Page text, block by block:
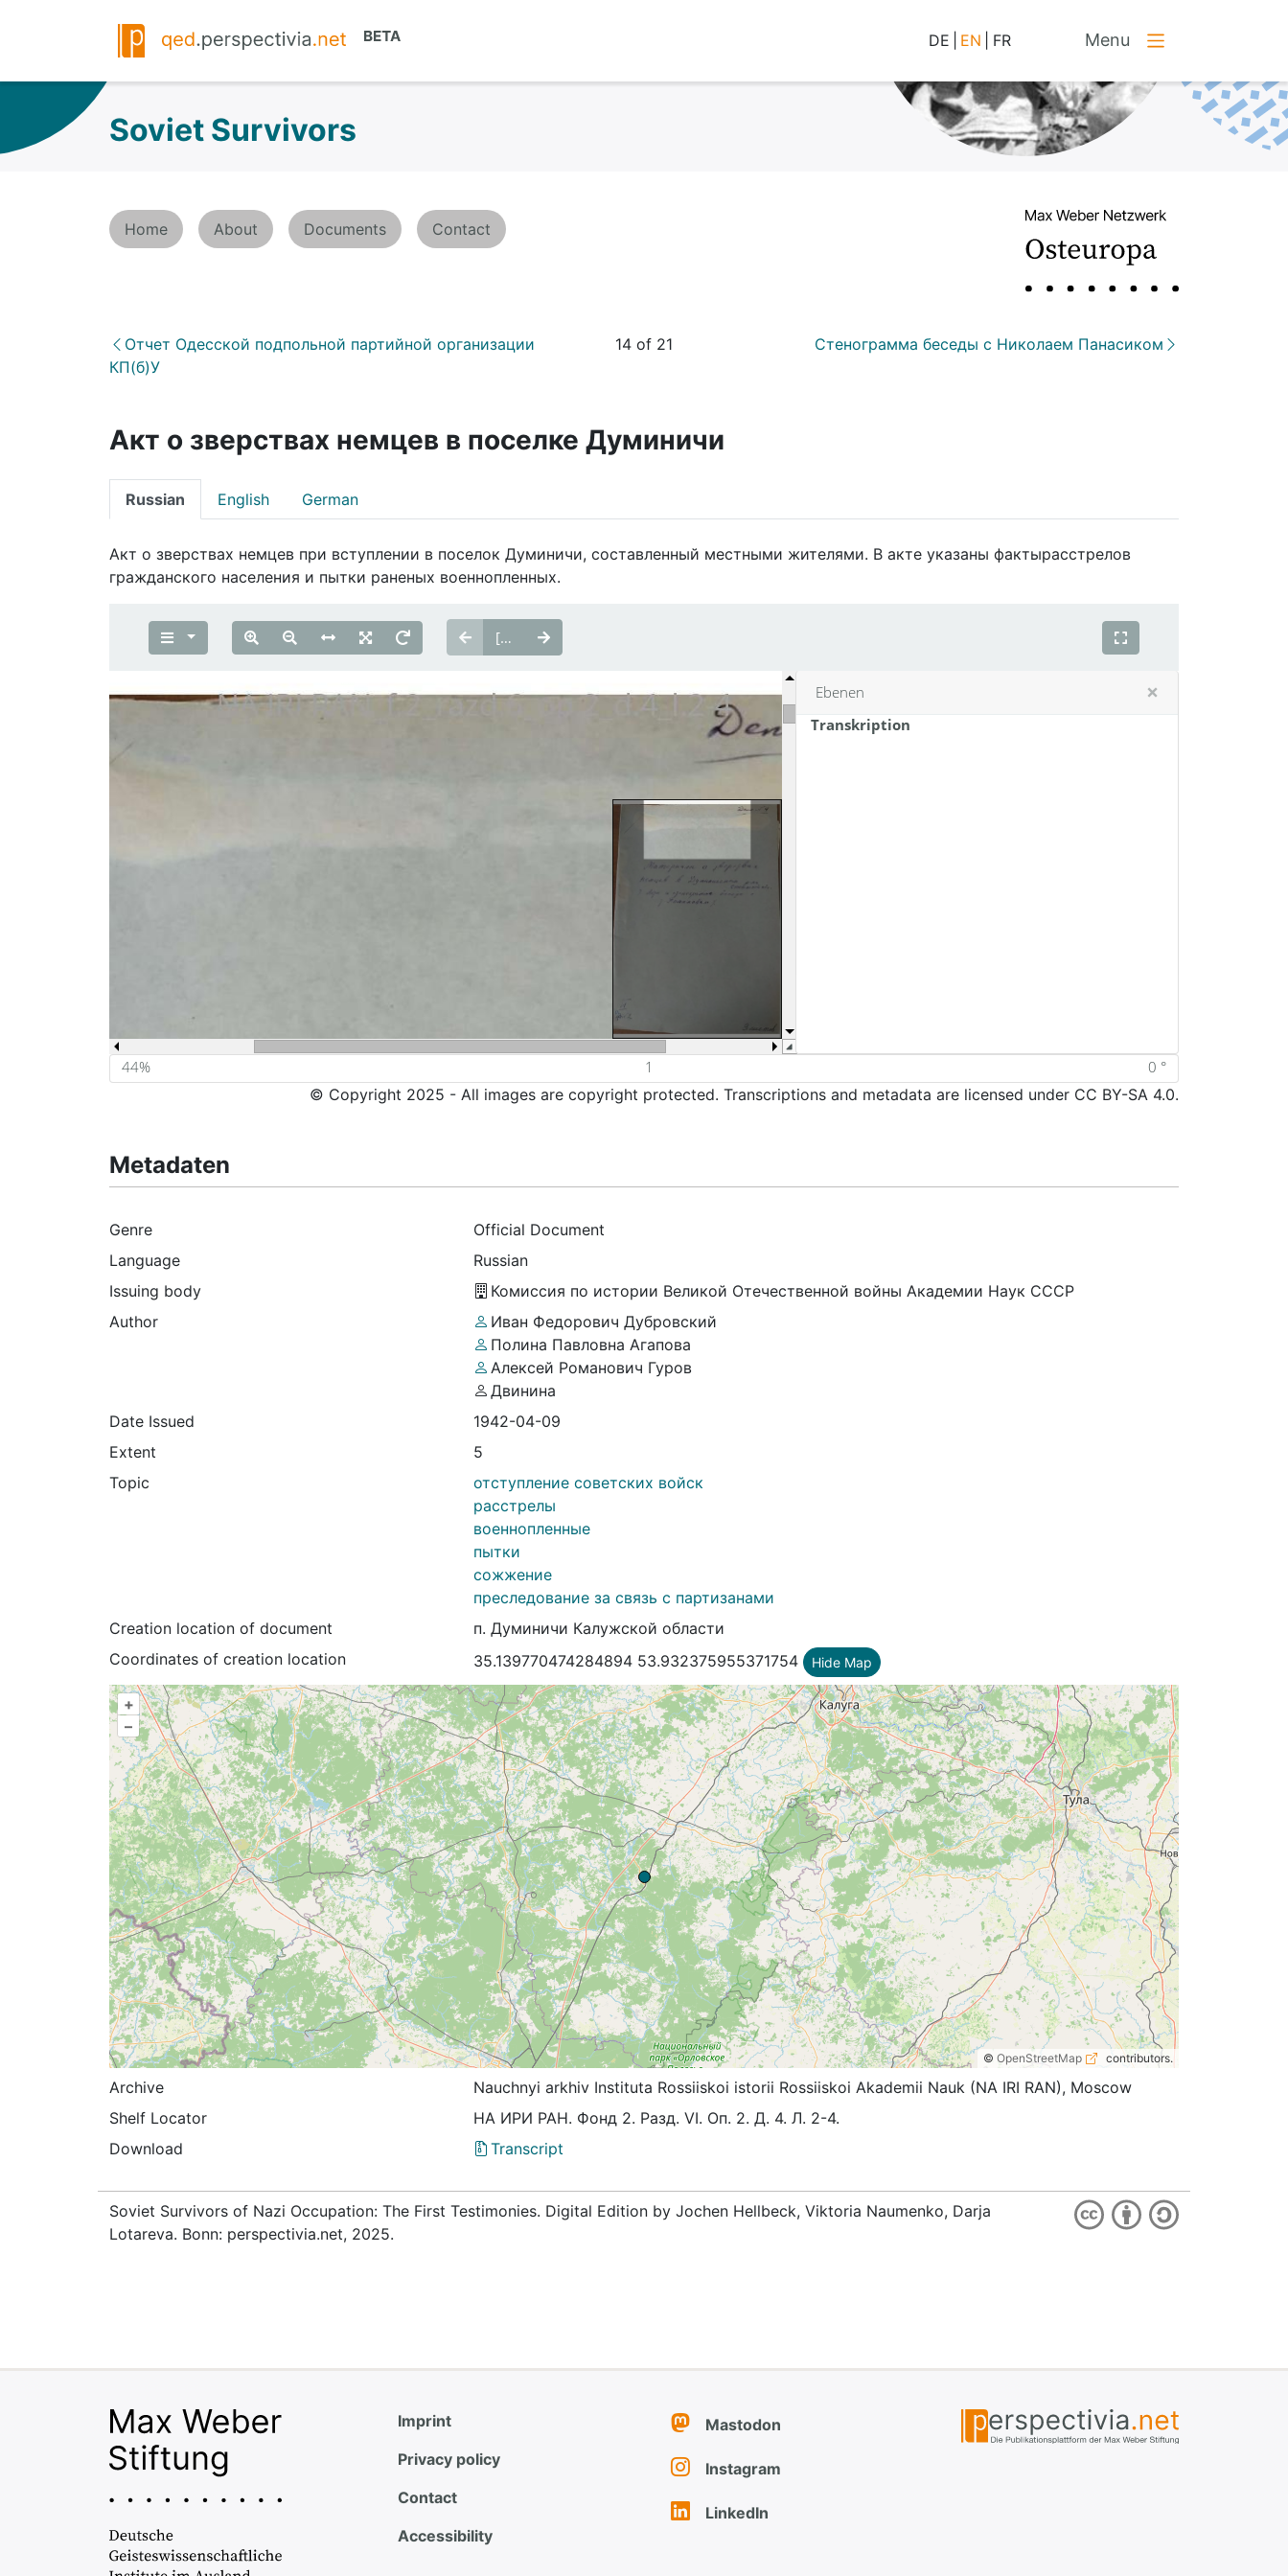
DE EN FR Menu
Soviet Survivors
Home About Documents Contact
Отчет Одесской подпольной партийной организации
КП(б)У
14 of 21 Стенограмма беседы с Николаем Панасиком
Акт о зверствах немцев в поселке Думиничи
Russian English German
Акт о зверствах немцев при вступлении в поселок Думиничи, составленный местными жителями. В акте указаны фактырасстрелов
гражданского населения и пытки раненых военнопленных.
© Copyright 2025 - All images are copyright protected. Transcriptions and metadata are licensed under CC BY-SA 4.0.
Metadaten
Genre
Official Document
Language
Russian
Issuing body
Комиссия по истории Великой Отечественной войны Академии Наук СССР
Author
Иван Федорович Дубровский
Полина Павловна Агапова
Алексей Романович Гуров
Двинина
Date Issued
1942-04-09
Extent
5
Topic
отступление советских войск
расстрелы
военнопленные
пытки
сожжение
преследование за связь с партизанами
Creation location of document
п. Думиничи Калужской области
Coordinates of creation location
35.139770474284894 53.932375955371754 Hide Map
+
–
© OpenStreetMap contributors.
Archive
Nauchnyi arkhiv Instituta Rossiiskoi istorii Rossiiskoi Akademii Nauk (NA IRI RAN), Moscow
Shelf Locator
НА ИРИ РАН. Фонд 2. Разд. VI. Оп. 2. Д. 4. Л. 2-4.
Download
Transcript
Soviet Survivors of Nazi Occupation: The First Testimonies. Digital Edition by Jochen Hellbeck, Viktoria Naumenko, Darja
Lotareva. Bonn: perspectivia.net, 2025.
Imprint
Privacy policy
Contact
Accessibility
Mastodon
Instagram
LinkedIn